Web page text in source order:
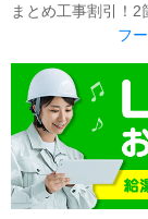
まとめ工事割引！2
フ